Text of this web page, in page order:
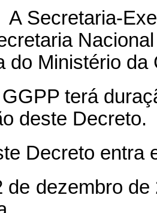
A Secretaria-
do Ministério da
terá
deste Decreto.
Decreto entra
de dezembro de